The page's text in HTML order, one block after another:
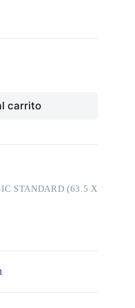
carrito
STANDARD (63.5 X